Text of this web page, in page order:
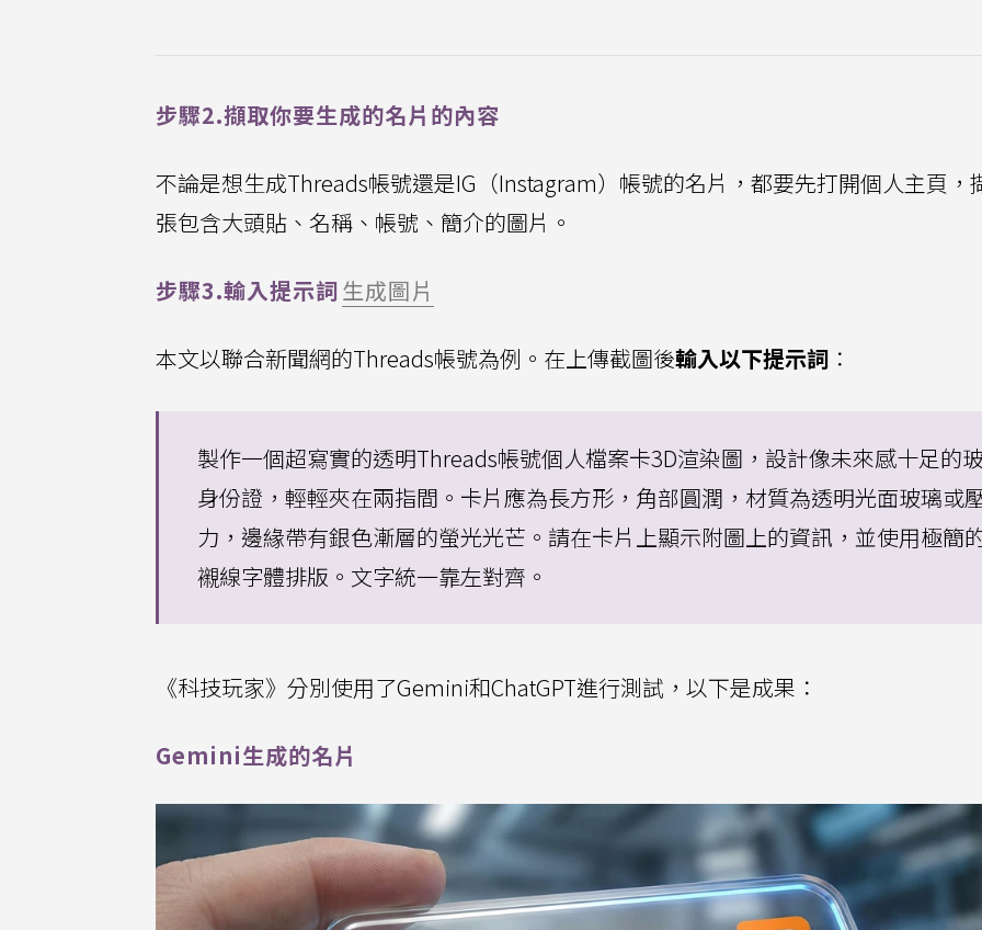
步驟2.擷取你要生成的名片的內容
不論是想生成Threads帳號還是IG（Instagram）帳號的名片，都要先打開個人主頁，
張包含大頭貼、名稱、帳號、簡介的圖片。
步驟3.輸入提示詞 生成圖片
本文以聯合新聞網的Threads帳號為例。在上傳截圖後輸入以下提示詞 ：
製作一個超寫實的透明Threads帳號個人檔案卡3D渲染圖，設計像未來感十足的
身份證，輕輕夾在兩指間。卡片應為長方形，角部圓潤，材質為透明光面玻璃或
力，邊緣帶有銀色漸層的螢光光芒。請在卡片上顯示附圖上的資訊，並使用極簡
襯線字體排版。文字統一靠左對齊。
《科技玩家》分別使用了Gemini和ChatGPT進行測試，以下是成果：
Gemini生成的名片